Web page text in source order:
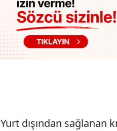
Yurt dışından